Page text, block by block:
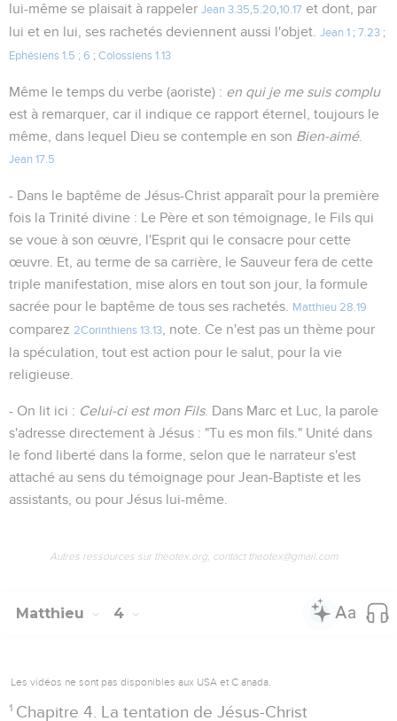
lui-même se plaisait à rappeler Jean 3.35 5.20 10.17 et dont, par
lui et en lui, ses rachetés deviennent aussi l'objet.
Jean 1 ; 7.23 ;
Ephésiens 1.5 ; 6 ; Colossiens 1.13
Même le temps du verbe (aoriste) : en qui je me suis complu
est à remarquer, car il indique ce rapport éternel, toujours le
même, dans lequel Dieu se contemple en son Bien-aimé.
Jean 17.5
- Dans le baptême de Jésus-Christ apparaît pour la première
fois la Trinité divine : Le Père et son témoignage, le Fils qui
se voue à son œuvre, l'Esprit qui le consacre pour cette
œuvre. Et, au terme de sa carrière, le Sauveur fera de cette
triple manifestation, mise alors en tout son jour, la formule
sacrée pour le baptême de tous ses rachetés.
Matthieu 28.19
comparez 2Corinthiens 13.13
, note. Ce n'est pas un thème pour
la spéculation, tout est action pour le salut, pour la vie
religieuse.
- On lit ici : Celui-ci est mon Fils. Dans Marc et Luc, la parole
s'adresse directement à Jésus : "Tu es mon fils." Unité dans
le fond liberté dans la forme, selon que le narrateur s'est
attaché au sens du témoignage pour Jean-Baptiste et les
assistants, ou pour Jésus lui-même.
Autres ressources sur theotex.org, contact theotex@gmail.com
Matthieu 4
Les vidéos ne sont pas disponibles aux USA et C anada.
1 Chapitre 4. La tentation de Jésus-Christ